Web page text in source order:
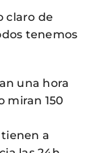
claro de
tenemos
una hora
miran 150
tienen a